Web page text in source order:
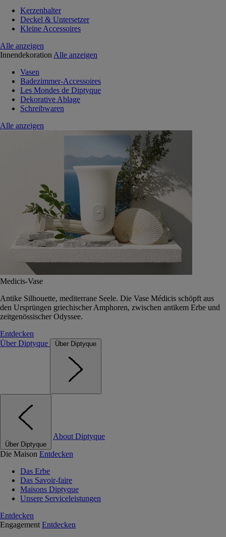
Kerzenhalter
Deckel & Untersetzer
Kleine Accessoires
Alle anzeigen
Innendekoration Alle anzeigen
Vasen
Badezimmer-Accessoires
Les Mondes de Diptyque
Dekorative Ablage
Schreibwaren
Alle anzeigen
Medicis-Vase
Antike Silhouette, mediterrane Seele. Die Vase Médicis schöpft aus
den Ursprüngen griechischer Amphoren, zwischen antikem Erbe und
zeitgenössischer Odyssee.
Entdecken
Über Diptyque
Über Diptyque
Über Diptyque
About Diptyque
Die Maison Entdecken
Das Erbe
Das Savoir-faire
Maisons Diptyque
Unsere Serviceleistungen
Entdecken
Engagement Entdecken